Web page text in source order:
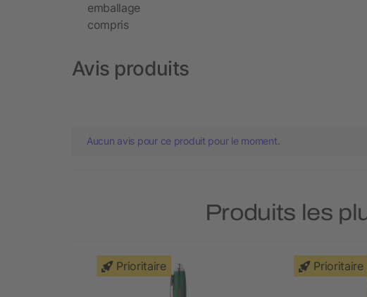
emballage
compris
Avis produits
Aucun avis pour ce produit pour le moment.
Produits les
Prioritaire Prioritaire